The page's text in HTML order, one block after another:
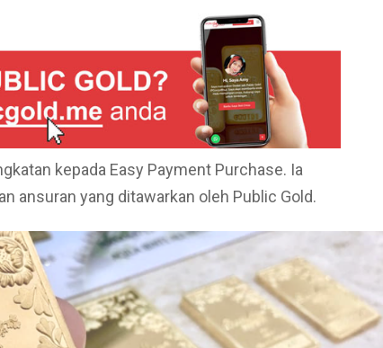
kepada Easy Payment Purchase. Ia
ansuran yang ditawarkan oleh Public Gold.